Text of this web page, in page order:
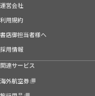
運営会社
利用規約
書店御担当者様へ
採用情報
関連サービス
海外航空券